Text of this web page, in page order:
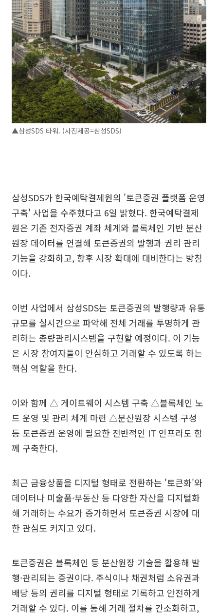
▲삼성SDS 타워. (사진제공=삼성SDS)
삼성SDS가 한국예탁결제원의 '토큰증권 플랫폼 운영
구축' 사업을 수주했다고 6일 밝혔다. 한국예탁결제
원은 기존 전자증권 계좌 체계와 블록체인 기반 분산
원장 데이터를 연결해 토큰증권의 발행과 권리 관리
기능을 강화하고, 향후 시장 확대에 대비한다는 방침
이다.
이번 사업에서 삼성SDS는 토큰증권의 발행량과 유통
규모를 실시간으로 파악해 전체 거래를 투명하게 관
리하는 총량관리시스템을 구현할 예정이다. 이 기능
은 시장 참여자들이 안심하고 거래할 수 있도록 하는
핵심 역할을 한다.
이와 함께 △ 게이트웨이 시스템 구축 △블록체인 노
드 운영 및 관리 체계 마련 △분산원장 시스템 구성
등 토큰증권 운영에 필요한 전반적인 IT 인프라도 함
께 구축한다.
최근 금융상품을 디지털 형태로 전환하는 '토큰화'와
데이터나 미술품·부동산 등 다양한 자산을 디지털화
해 거래하는 수요가 증가하면서 토큰증권 시장에 대
한 관심도 커지고 있다.
토큰증권은 블록체인 등 분산원장 기술을 활용해 발
행·관리되는 증권이다. 주식이나 채권처럼 소유권과
배당 등의 권리를 디지털 형태로 기록하고 안전하게
거래할 수 있다. 이를 통해 거래 절차를 간소화하고,